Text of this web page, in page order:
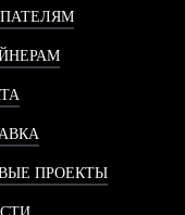
ПРОЕКТЫ